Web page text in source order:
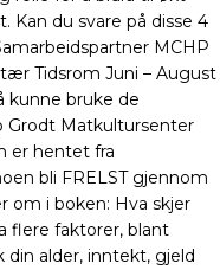
Kan du svare på disse 4
MCHP
Tidsrom Juni – August
kunne bruke de
Grodt Matkultursenter
er hentet fra
bli FRELST gjennom
om i boken: Hva skjer
flere faktorer, blant
alder, inntekt, gjeld